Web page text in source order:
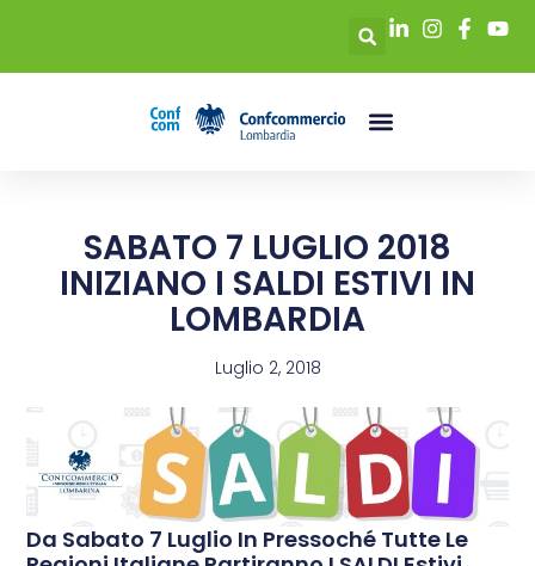
SABATO 7 LUGLIO 2018
INIZIANO I SALDI ESTIVI IN
LOMBARDIA
Luglio 2, 2018
Da Sabato 7 Luglio In Pressoché Tutte Le